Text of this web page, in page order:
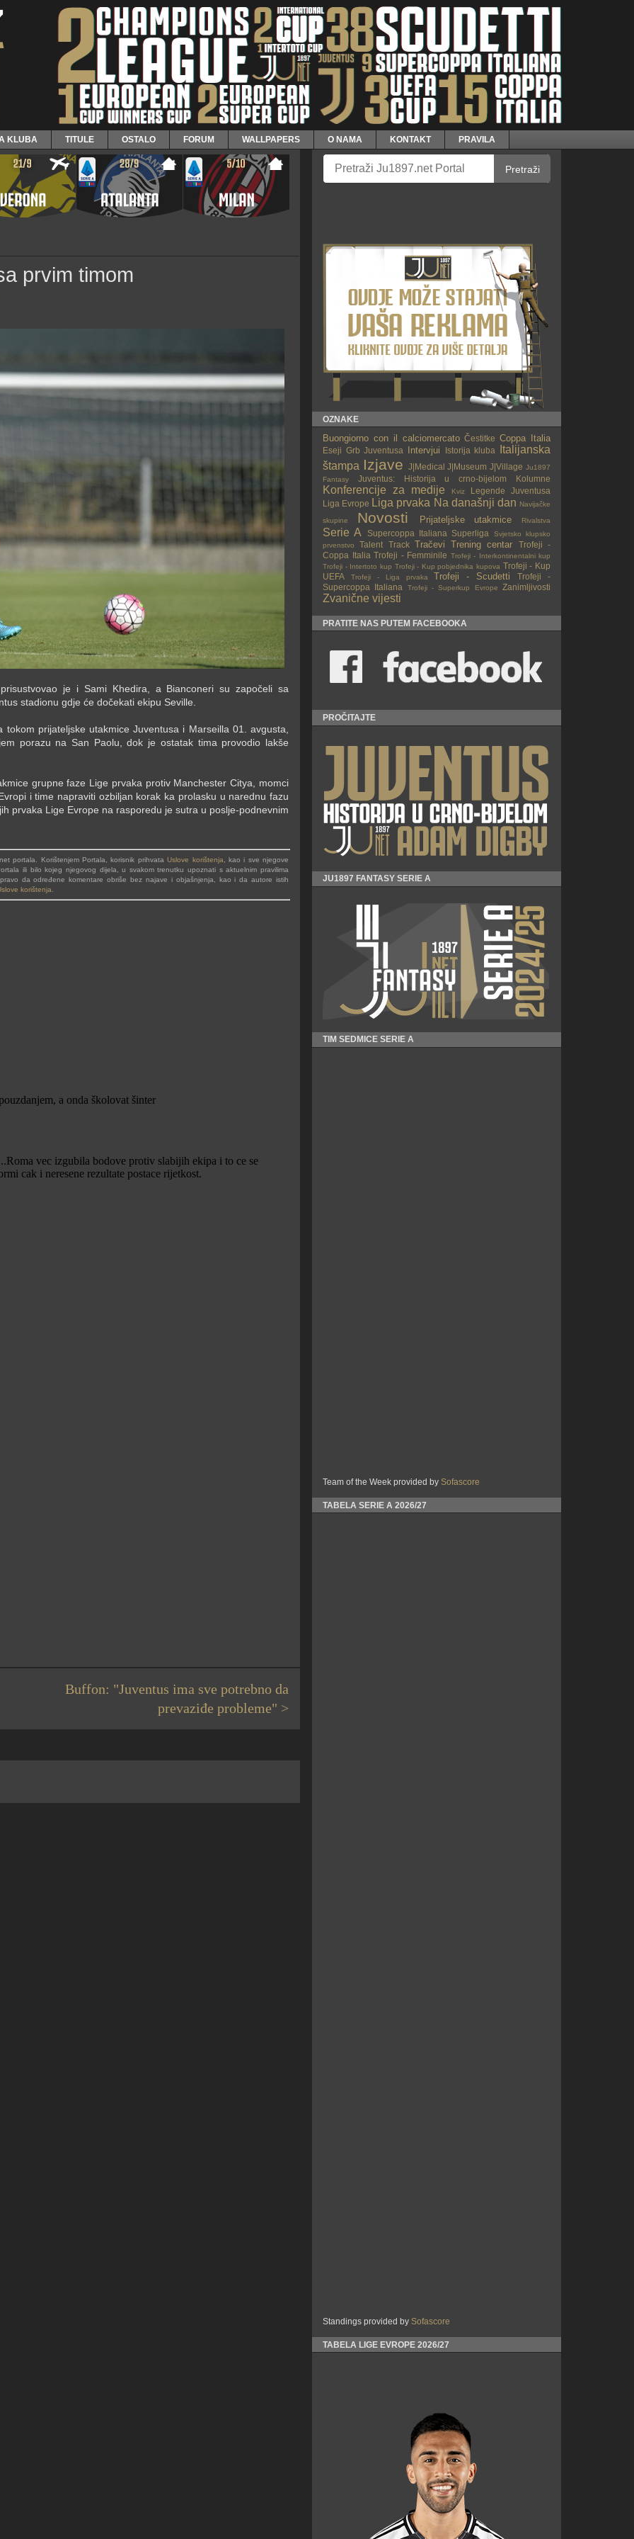
KLUBA TITULE OSTALO FORUM WALLPAPERS O NAMA KONTAKT PRAVILA
prvim timom
je i Sami Khedira, a Bianconeri su započeli sa
stadionu gdje će dočekati ekipu Seville.
prijateljske utakmice Juventusa i Marseilla 01. avgusta,
porazu na San Paolu, dok je ostatak tima provodio lakše
grupne faze Lige prvaka protiv Manchester Citya, momci
i time napraviti ozbiljan korak ka prolasku u narednu fazu
prvaka Lige Evrope na rasporedu je sutra u poslje-podnevnim
portala. Korištenjem Portala, korisnik prihvataUslove korištenja , kao i sve njegove
ili bilo kojeg njegovog dijela, u svakom trenutku upoznati s aktuelnim pravilima
da određene komentare obriše bez najave i objašnjenja, kao i da autore istih
korištenja
Buffon: "Juventus ima sve potrebno da
prevaziđe probleme" >
Pretraži
OZNAKE
Buongiorno con il calciomercato Čestitke Coppa Italia
Eseji Grb Juventusa Intervjui Istorija kluba
Italijanska
štampa Izjave J|Medical J|Museum J|Village Ju1897
Fantasy
Juventus: Historija u crno-bijelom Kolumne
Konferencije za medije Kviz
Legende Juventusa
Liga Evrope Liga prvaka Na današnji dan Navijačke
skupine Novosti Prijateljske utakmice Rivalstva
Serie A Supercoppa Italiana Superliga
Svjetsko klupsko
prvenstvo
Talent Track Tračevi Trening centar
Trofeji -
Coppa Italia Trofeji - Femminile Trofeji - Interkontinentalni kup
Trofeji - Intertoto kup Trofeji - Kup pobjednika kupova Trofeji - Kup
UEFA
Trofeji - Liga prvaka Trofeji - Scudetti
Trofeji -
Supercoppa Italiana
Trofeji - Superkup Evrope Zanimljivosti
Zvanične vijesti
PRATITE NAS PUTEM FACEBOOKA
PROČITAJTE
JU1897 FANTASY SERIE A
TIM SEDMICE SERIE A
Team of the Week provided by Sofascore
TABELA SERIE A 2026/27
Standings provided by Sofascore
TABELA LIGE EVROPE 2026/27